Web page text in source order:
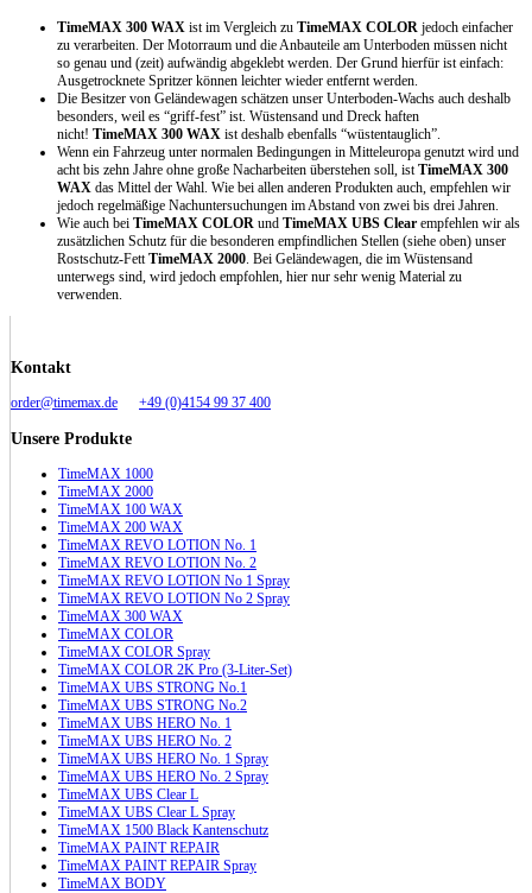
TimeMAX 300 WAX ist im Vergleich zu TimeMAX COLOR jedoch einfacher
zu verarbeiten. Der Motorraum und die Anbauteile am Unterboden müssen nicht
so genau und (zeit) aufwändig abgeklebt werden. Der Grund hierfür ist einfach:
Ausgetrocknete Spritzer können leichter wieder entfernt werden.
Die Besitzer von Geländewagen schätzen unser Unterboden-Wachs auch deshalb
besonders, weil es “griff-fest” ist. Wüstensand und Dreck haften
nicht! TimeMAX 300 WAX ist deshalb ebenfalls “wüstentauglich”.
Wenn ein Fahrzeug unter normalen Bedingungen in Mitteleuropa genutzt wird und
acht bis zehn Jahre ohne große Nacharbeiten überstehen soll, istTimeMAX 300
WAX das Mittel der Wahl. Wie bei allen anderen Produkten auch, empfehlen wir
jedoch regelmäßige Nachuntersuchungen im Abstand von zwei bis drei Jahren.
Wie auch bei TimeMAX COLOR und TimeMAX UBS Clear empfehlen wir als
zusätzlichen Schutz für die besonderen empfindlichen Stellen (siehe oben) unser
Rostschutz-FettTimeMAX 2000. Bei Geländewagen, die im Wüstensand
unterwegs sind, wird jedoch empfohlen, hier nur sehr wenig Material zu
verwenden.
Kontakt
order@timemax.de +49 (0)4154 99 37 400
Unsere Produkte
TimeMAX 1000
TimeMAX 2000
TimeMAX 100 WAX
TimeMAX 200 WAX
TimeMAX REVO LOTION No. 1
TimeMAX REVO LOTION No. 2
TimeMAX REVO LOTION No 1 Spray
TimeMAX REVO LOTION No 2 Spray
TimeMAX 300 WAX
TimeMAX COLOR
TimeMAX COLOR Spray
TimeMAX COLOR 2K Pro (3-Liter-Set)
TimeMAX UBS STRONG No.1
TimeMAX UBS STRONG No.2
TimeMAX UBS HERO No. 1
TimeMAX UBS HERO No. 2
TimeMAX UBS HERO No. 1 Spray
TimeMAX UBS HERO No. 2 Spray
TimeMAX UBS Clear L
TimeMAX UBS Clear L Spray
TimeMAX 1500 Black Kantenschutz
TimeMAX PAINT REPAIR
TimeMAX PAINT REPAIR Spray
TimeMAX BODY